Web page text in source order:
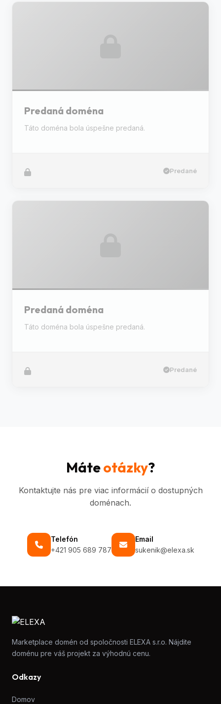
Predaná doména
Táto doména bola úspešne predaná.
Predané
Predaná doména
Táto doména bola úspešne predaná.
Predané
Máteotázky?
Kontaktujte nás pre viac informácií o dostupných
doménach.
Telefón
+421 905 689 787
Email
sukenik@elexa.sk
Marketplace domén od spoločnosti ELEXA s.r.o. Nájdite
doménu pre váš projekt za výhodnú cenu.
Odkazy
Domov